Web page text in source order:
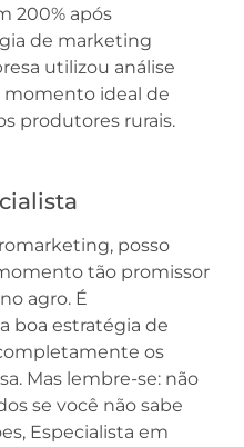
200% após
de marketing
utilizou análise
momento ideal de
produtores rurais.
posso
tão promissor
agro. É
boa estratégia de
os
Mas lembre-se: não
se você não sabe
Especialista em